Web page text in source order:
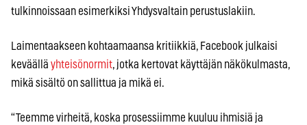
tulkinnoissaan esimerkiksi Yhdysvaltain perustuslakiin.
Laimentaakseen kohtaamaansa kritiikkiä, Facebook julkaisi
keväällä yhteisönormit, jotka kertovat käyttäjän näkökulmasta,
mikä sisältö on sallittua ja mikä ei.
“Teemme virheitä, koska prosessiimme kuuluu ihmisiä ja